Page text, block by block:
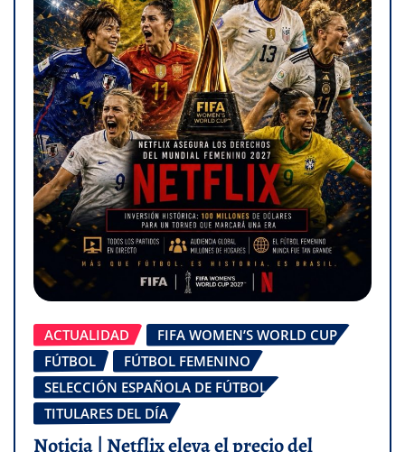
ACTUALIDAD
FIFA WOMEN’S WORLD CUP
FÚTBOL
FÚTBOL FEMENINO
SELECCIÓN ESPAÑOLA DE FÚTBOL
TITULARES DEL DÍA
Noticia | Netflix eleva el precio del